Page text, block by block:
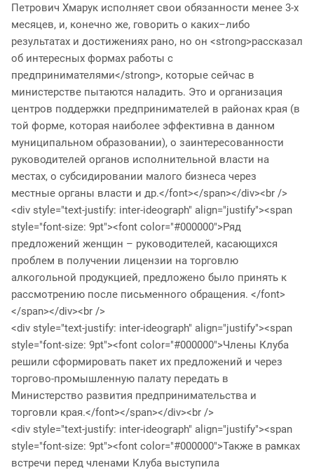
Петрович Хмарук исполняет свои обязанности менее 3-х
месяцев, и, конечно же, говорить о каких–либо
результатах и достижениях рано, но он <strong>рассказал
об интересных формах работы с
предпринимателями</strong>, которые сейчас в
министерстве пытаются наладить. Это и организация
центров поддержки предпринимателей в районах края (в
той форме, которая наиболее эффективна в данном
муниципальном образовании), о заинтересованности
руководителей органов исполнительной власти на
местах, о субсидировании малого бизнеса через
местные органы власти и др.</font></span></div><br />
<div style="text-justify: inter-ideograph" align="justify"><span
style="font-size: 9pt"><font color="#000000">Ряд
предложений женщин – руководителей, касающихся
проблем в получении лицензии на торговлю
алкогольной продукцией, предложено было принять к
рассмотрению после письменного обращения. </font>
</span></div><br />
<div style="text-justify: inter-ideograph" align="justify"><span
style="font-size: 9pt"><font color="#000000">Члены Клуба
решили сформировать пакет их предложений и через
торгово-промышленную палату передать в
Министерство развития предпринимательства и
торговли края.</font></span></div><br />
<div style="text-justify: inter-ideograph" align="justify"><span
style="font-size: 9pt"><font color="#000000">Также в рамках
встречи перед членами Клуба выступила